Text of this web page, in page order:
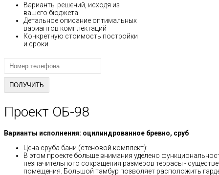
Варианты решений, исходя из
вашего бюджета
Детальное описание оптимальных
вариантов комплектаций
Конкретную стоимость постройки
и сроки
Проект ОБ-98
Варианты исполнения: оцилиндрованное бревно, сруб
Цена сруба бани (стеновой комплект):
В этом проекте больше внимания уделено
незначительного сокращения размеров террасы -
помещения. Большой тамбур позволяет расположить